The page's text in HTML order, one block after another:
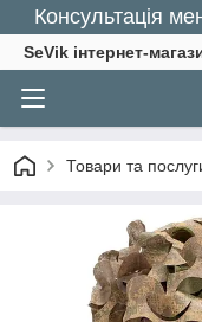
Консультація
SeVik інтернет-
Товари та